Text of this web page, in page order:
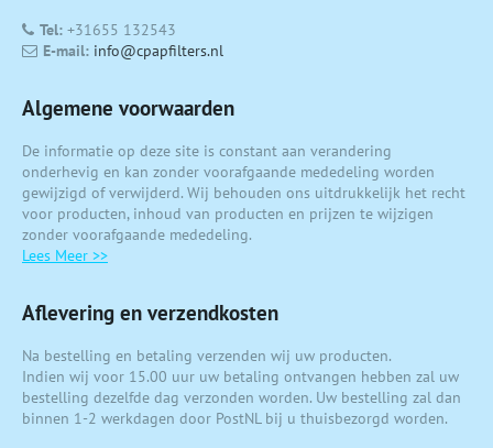
Tel: +31655 132543
E-mail: info@cpapfilters.nl
Algemene voorwaarden
De informatie op deze site is constant aan verandering
onderhevig en kan zonder voorafgaande mededeling worden
gewijzigd of verwijderd. Wij behouden ons uitdrukkelijk het recht
voor producten, inhoud van producten en prijzen te wijzigen
zonder voorafgaande mededeling.
Lees Meer >>
Aflevering en verzendkosten
Na bestelling en betaling verzenden wij uw producten.
Indien wij voor 15.00 uur uw betaling ontvangen hebben zal uw
bestelling dezelfde dag verzonden worden. Uw bestelling zal dan
binnen 1-2 werkdagen door PostNL bij u thuisbezorgd worden.